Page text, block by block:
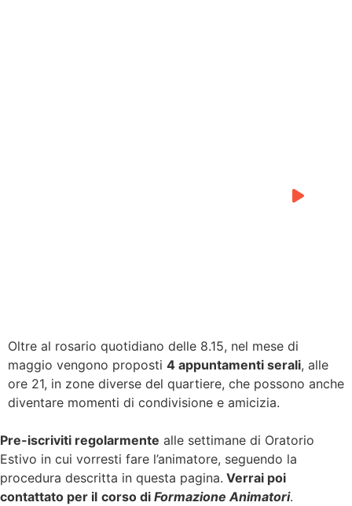
Oltre al rosario quotidiano delle 8.15, nel mese di
maggio vengono proposti 4 appuntamenti serali, alle
ore 21, in zone diverse del quartiere, che possono anche
diventare momenti di condivisione e amicizia.
Pre-iscriviti regolarmente alle settimane di Oratorio
Estivo in cui vorresti fare l’animatore, seguendo la
procedura descritta in questa pagina. Verrai poi
contattato per il corso di Formazione Animatori.